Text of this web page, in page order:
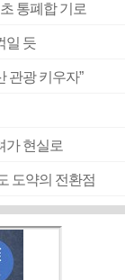
통폐합 기로
일 듯
관광 키우자”
가 현실로
도약의 전환점